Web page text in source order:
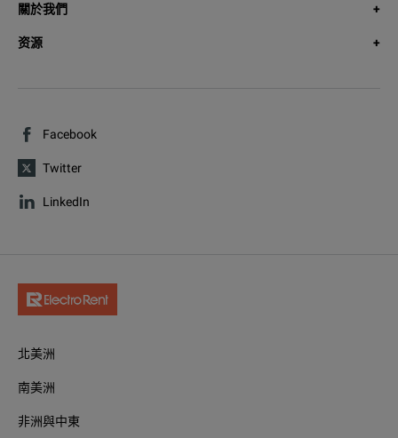
關於我們
资源
Facebook
Twitter
LinkedIn
北美洲
南美洲
非洲與中東